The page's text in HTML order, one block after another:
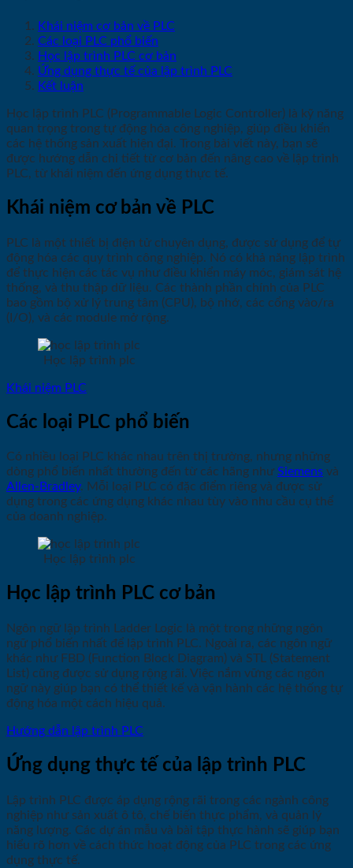
Khái niệm cơ bản về PLC
Các loại PLC phổ biến
Học lập trình PLC cơ bản
Ứng dụng thực tế của lập trình PLC
Kết luận
Học lập trình PLC (Programmable Logic Controller) là kỹ năng
quan trọng trong tự động hóa công nghiệp, giúp điều khiển
các hệ thống sản xuất hiện đại. Trong bài viết này, bạn sẽ
được hướng dẫn chi tiết từ cơ bản đến nâng cao về lập trình
PLC, từ khái niệm đến ứng dụng thực tế.
Khái niệm cơ bản về PLC
PLC là một thiết bị điện tử chuyên dụng, được sử dụng để tự
động hóa các quy trình công nghiệp. Nó có khả năng lập trình
để thực hiện các tác vụ như điều khiển máy móc, giám sát hệ
thống, và thu thập dữ liệu. Các thành phần chính của PLC
bao gồm bộ xử lý trung tâm (CPU), bộ nhớ, các cổng vào/ra
(I/O), và các module mở rộng.
Học lập trình plc
Khái niệm PLC
Các loại PLC phổ biến
Có nhiều loại PLC khác nhau trên thị trường, nhưng những
dòng phổ biến nhất thường đến từ các hãng như Siemens và
Allen-Bradley. Mỗi loại PLC có đặc điểm riêng và được sử
dụng trong các ứng dụng khác nhau tùy vào nhu cầu cụ thể
của doanh nghiệp.
Học lập trình plc
Học lập trình PLC cơ bản
Ngôn ngữ lập trình Ladder Logic là một trong những ngôn
ngữ phổ biến nhất để lập trình PLC. Ngoài ra, các ngôn ngữ
khác như FBD (Function Block Diagram) và STL (Statement
List) cũng được sử dụng rộng rãi. Việc nắm vững các ngôn
ngữ này giúp bạn có thể thiết kế và vận hành các hệ thống tự
động hóa một cách hiệu quả.
Hướng dẫn lập trình PLC
Ứng dụng thực tế của lập trình PLC
Lập trình PLC được áp dụng rộng rãi trong các ngành công
nghiệp như sản xuất ô tô, chế biến thực phẩm, và quản lý
năng lượng. Các dự án mẫu và bài tập thực hành sẽ giúp bạn
hiểu rõ hơn về cách thức hoạt động của PLC trong các ứng
dụng thực tế.